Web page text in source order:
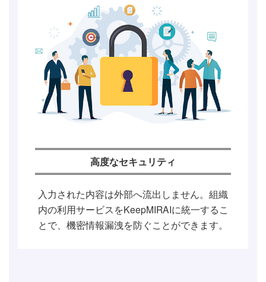
高度なセキュリティ
入力された内容は外部へ流出しません。組織
内の利用サービスをKeepMIRAIに統一するこ
とで、機密情報漏洩を防ぐことができます。